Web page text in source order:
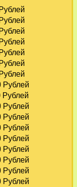
Рублей
Рублей
Рублей
Рублей
Рублей
Рублей
Рублей
Рублей
Рублей
Рублей